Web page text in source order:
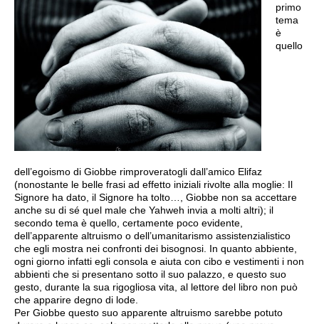
primo
tema
è
quello
dell’egoismo di Giobbe rimproveratogli dall’amico Elifaz
(nonostante le belle frasi ad effetto iniziali rivolte alla moglie: Il
Signore ha dato, il Signore ha tolto…, Giobbe non sa accettare
anche su di sé quel male che Yahweh invia a molti altri); il
secondo tema è quello, certamente poco evidente,
dell’apparente altruismo o dell’umanitarismo assistenzialistico
che egli mostra nei confronti dei bisognosi. In quanto abbiente,
ogni giorno infatti egli consola e aiuta con cibo e vestimenti i non
abbienti che si presentano sotto il suo palazzo, e questo suo
gesto, durante la sua rigogliosa vita, al lettore del libro non può
che apparire degno di lode.
Per Giobbe questo suo apparente altruismo sarebbe potuto